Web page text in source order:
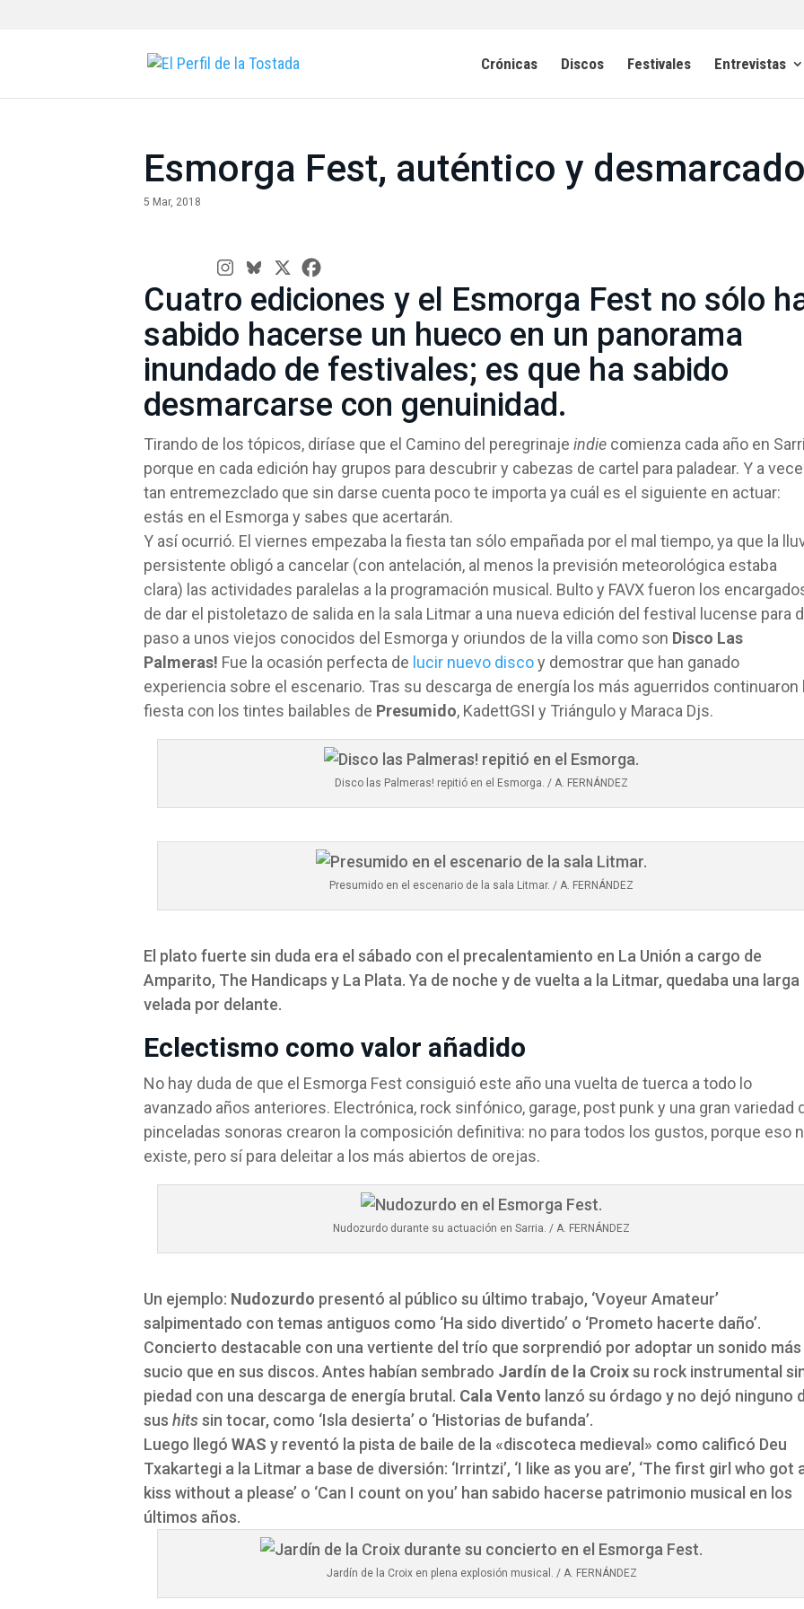
Crónicas Discos Festivales Entrevistas
Esmorga Fest, auténtico y desmarcado
5 Mar, 2018
Cuatro ediciones y el Esmorga Fest no sólo
sabido hacerse un hueco en un panorama
inundado de festivales; es que ha sabido
desmarcarse con genuinidad.
Tirando de los tópicos, diríase que el Camino del peregrinaje indie comienza cada año en
porque en cada edición hay grupos para descubrir y cabezas de cartel para paladear. Y a
tan entremezclado que sin darse cuenta poco te importa ya cuál es el siguiente en actuar:
estás en el Esmorga y sabes que acertarán.
Y así ocurrió. El viernes empezaba la fiesta tan sólo empañada por el mal tiempo, ya que la
persistente obligó a cancelar (con antelación, al menos la previsión meteorológica estaba
clara) las actividades paralelas a la programación musical. Bulto y FAVX fueron los
de dar el pistoletazo de salida en la sala Litmar a una nueva edición del festival lucense para
paso a unos viejos conocidos del Esmorga y oriundos de la villa como son Disco Las
Palmeras! Fue la ocasión perfecta de lucir nuevo discoy demostrar que han ganado
experiencia sobre el escenario. Tras su descarga de energía los más aguerridos continuaron
fiesta con los tintes bailables de Presumido, KadettGSI y Triángulo y Maraca Djs.
Disco las Palmeras! repitió en el Esmorga. / A. FERNÁNDEZ
Presumido en el escenario de la sala Litmar. / A. FERNÁNDEZ
El plato fuerte sin duda era el sábado con el precalentamiento en La Unión a cargo de
Amparito, The Handicaps y La Plata. Ya de noche y de vuelta a la Litmar, quedaba una larga
velada por delante.
Eclectismo como valor añadido
No hay duda de que el Esmorga Fest consiguió este año una vuelta de tuerca a todo lo
avanzado años anteriores. Electrónica, rock sinfónico, garage, post punk y una gran variedad
pinceladas sonoras crearon la composición definitiva: no para todos los gustos, porque eso
existe, pero sí para deleitar a los más abiertos de orejas.
Nudozurdo durante su actuación en Sarria. / A. FERNÁNDEZ
Un ejemplo: Nudozurdo presentó al público su último trabajo, ‘Voyeur Amateur’
salpimentado con temas antiguos como ‘Ha sido divertido’ o ‘Prometo hacerte daño’.
Concierto destacable con una vertiente del trío que sorprendió por adoptar un sonido más
sucio que en sus discos. Antes habían sembrado Jardín de la Croixsu rock instrumental
piedad con una descarga de energía brutal. Cala Vento lanzó su órdago y no dejó ninguno
sus hitssin tocar, como ‘Isla desierta’ o ‘Historias de bufanda’.
Luego llegó WAS y reventó la pista de baile de la «discoteca medieval» como calificó Deu
Txakartegi a la Litmar a base de diversión: ‘Irrintzi’, ‘I like as you are’, ‘The first girl who got
kiss without a please’ o ‘Can I count on you’ han sabido hacerse patrimonio musical en los
últimos años.
Jardín de la Croix en plena explosión musical. / A. FERNÁNDEZ